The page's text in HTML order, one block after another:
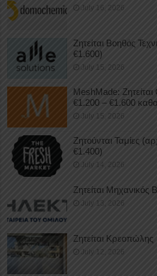
July 16, 2026
Ζητείται Βοηθός
€1.600)
July 15, 2026
MeshMade:
€1.200 – €1.600
July 15, 2026
Ζητούνται Ταμίες
€1.400)
July 14, 2026
Ζητείται
July 13, 2026
Ζητείται Κρεοπώλης
July 12, 2026